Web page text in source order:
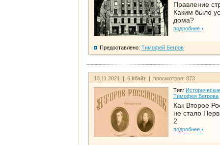
Правление
Каким было
дома?
подробнее
Предоставлено: Тимофей Бегров
13.11.2021 | 6 Кбайт | просмотров: 873
Тип:
Тимофея Бегрова
Как Второе
не стало
2
подробнее